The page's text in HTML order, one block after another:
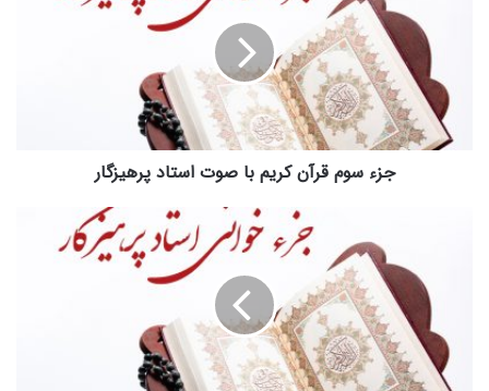
صوت
استاد
پرهیزگار
جزء سوم قرآن کریم با صوت استاد پرهیزگار
صوت
استاد
پرهیزگار